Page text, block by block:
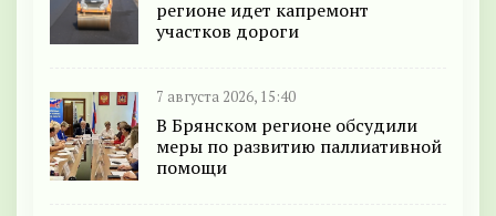
регионе идет капремонт
участков дороги
7 августа 2026, 15:40
В Брянском регионе обсудили
меры по развитию паллиативной
помощи